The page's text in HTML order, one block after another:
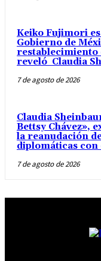
Keiko Fujimori
Gobierno de
restablecimiento
reveló Claudia
7 de agosto de 2026
Claudia
Bettsy Chávez»,
la reanudación
diplomáticas con
7 de agosto de 2026